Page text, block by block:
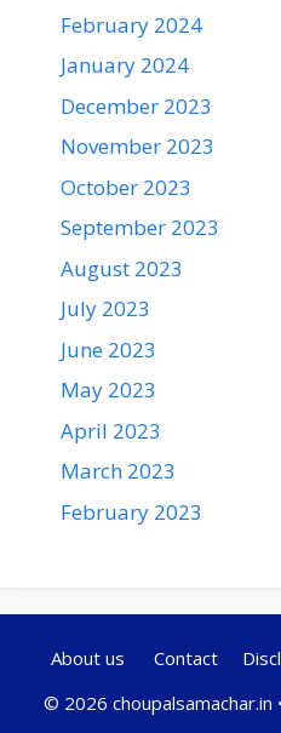
February 2024
January 2024
December 2023
November 2023
October 2023
September 2023
August 2023
July 2023
June 2023
May 2023
April 2023
March 2023
February 2023
About us Contact
© 2026 choupalsamachar.in